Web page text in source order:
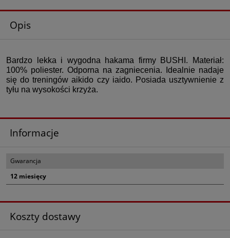
Opis
Bardzo lekka i wygodna hakama firmy BUSHI. Materiał:
100% poliester. Odporna na zagniecenia. Idealnie nadaje
się do treningów aikido czy iaido. Posiada usztywnienie z
tyłu na wysokości krzyża.
Informacje
Gwarancja
12 miesięcy
Koszty dostawy